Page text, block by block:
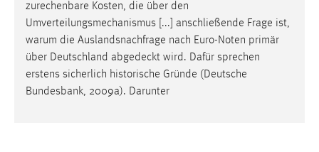
zurechenbare Kosten, die über den
Umverteilungsmechanismus [...] anschließende Frage ist,
warum die Auslandsnachfrage nach Euro-Noten primär
über Deutschland abgedeckt wird. Dafür sprechen
erstens sicherlich historische Gründe (Deutsche
Bundesbank, 2009a). Darunter